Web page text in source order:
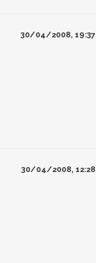
30/04/2008, 19:37
30/04/2008, 12:28